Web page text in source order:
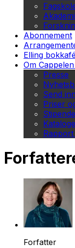
Abonnement
Elling
Om
Presse
Send
Priser
Rapport
Forfatter